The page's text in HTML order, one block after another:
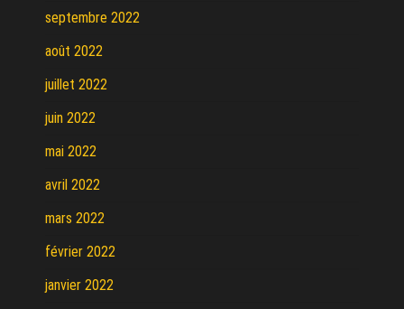
septembre 2022
août 2022
juillet 2022
juin 2022
mai 2022
avril 2022
mars 2022
février 2022
janvier 2022